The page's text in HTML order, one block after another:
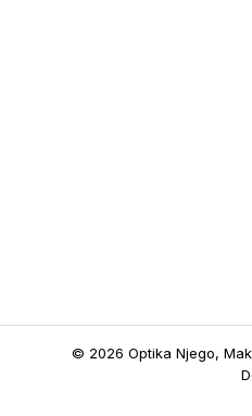
© 2026 Optika Njego,